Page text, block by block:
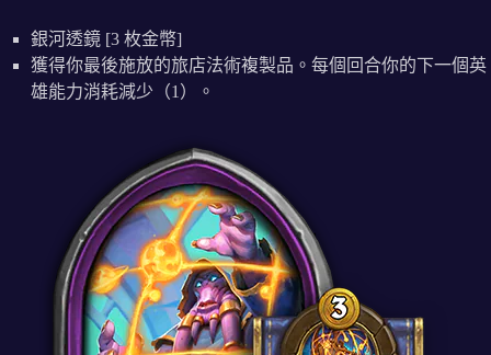
銀河透鏡 [3 枚金幣]
獲得你最後施放的旅店法術複製品。每個回合你的下一個英
雄能力消耗減少（1）。